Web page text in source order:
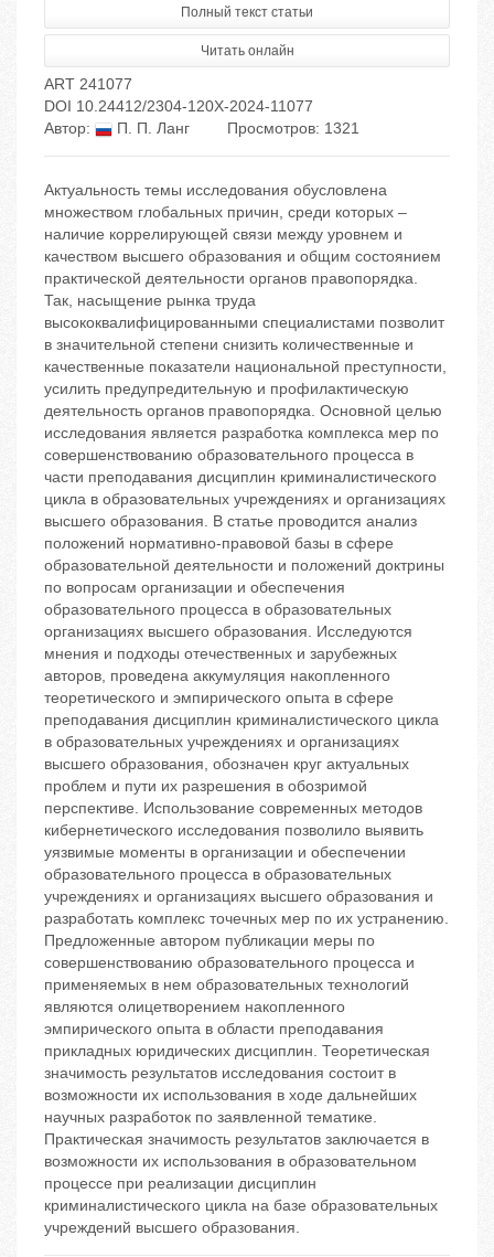
Полный текст статьи
Читать онлайн
ART 241077
DOI 10.24412/2304-120X-2024-11077
Автор:
П. П. Ланг Просмотров: 1321
Актуальность темы исследования обусловлена
множеством глобальных причин, среди которых –
наличие коррелирующей связи между уровнем и
качеством высшего образования и общим состоянием
практической деятельности органов правопорядка.
Так, насыщение рынка труда
высококвалифицированными специалистами позволит
в значительной степени снизить количественные и
качественные показатели национальной преступности,
усилить предупредительную и профилактическую
деятельность органов правопорядка. Основной целью
исследования является разработка комплекса мер по
совершенствованию образовательного процесса в
части преподавания дисциплин криминалистического
цикла в образовательных учреждениях и организациях
высшего образования. В статье проводится анализ
положений нормативно-правовой базы в сфере
образовательной деятельности и положений доктрины
по вопросам организации и обеспечения
образовательного процесса в образовательных
организациях высшего образования. Исследуются
мнения и подходы отечественных и зарубежных
авторов, проведена аккумуляция накопленного
теоретического и эмпирического опыта в сфере
преподавания дисциплин криминалистического цикла
в образовательных учреждениях и организациях
высшего образования, обозначен круг актуальных
проблем и пути их разрешения в обозримой
перспективе. Использование современных методов
кибернетического исследования позволило выявить
уязвимые моменты в организации и обеспечении
образовательного процесса в образовательных
учреждениях и организациях высшего образования и
разработать комплекс точечных мер по их устранению.
Предложенные автором публикации меры по
совершенствованию образовательного процесса и
применяемых в нем образовательных технологий
являются олицетворением накопленного
эмпирического опыта в области преподавания
прикладных юридических дисциплин. Теоретическая
значимость результатов исследования состоит в
возможности их использования в ходе дальнейших
научных разработок по заявленной тематике.
Практическая значимость результатов заключается в
возможности их использования в образовательном
процессе при реализации дисциплин
криминалистического цикла на базе образовательных
учреждений высшего образования.